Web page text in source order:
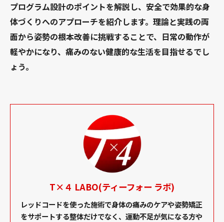
プログラム設計のポイントを解説し、安全で効果的な身
体づくりへのアプローチを紹介します。理論と実践の両
面から姿勢の根本改善に挑戦することで、日常の動作が
軽やかになり、痛みのない健康的な生活を目指せるでし
ょう。
T×４ LABO(ティーフォー ラボ)
レッドコードを使った施術で身体の痛みのケアや姿勢矯正
をサポートする整体だけでなく、運動不足が気になる方や